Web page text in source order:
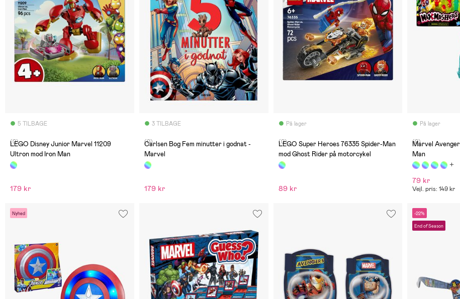
5 TILBAGE
(0)
LEGO Disney Junior Marvel 11209
Ultron mod Iron Man
179 kr
3 TILBAGE
(0)
Carlsen Bog Fem minutter i godnat -
Marvel
179 kr
På lager
(0)
LEGO Super Heroes 76335 Spider-Man
mod Ghost Rider på motorcykel
89 kr
På lager
(0)
Marvel
Man
79 kr
Vejl. pris: 149 kr
Nyhed -22%
End of Season